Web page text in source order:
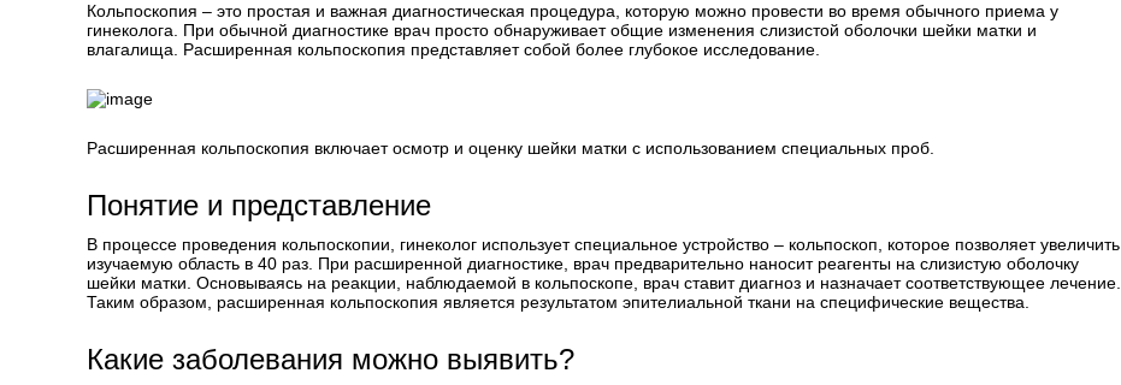
Кольпоскопия – это простая и важная диагностическая процедура, которую можно провести во время обычного приема у
гинеколога. При обычной диагностике врач просто обнаруживает общие изменения слизистой оболочки шейки матки и
влагалища. Расширенная кольпоскопия представляет собой более глубокое исследование.
Расширенная кольпоскопия включает осмотр и оценку шейки матки с использованием специальных проб.
Понятие и представление
В процессе проведения кольпоскопии, гинеколог использует специальное устройство – кольпоскоп, которое позволяет увеличить
изучаемую область в 40 раз. При расширенной диагностике, врач предварительно наносит реагенты на слизистую оболочку
шейки матки. Основываясь на реакции, наблюдаемой в кольпоскопе, врач ставит диагноз и назначает соответствующее лечение.
Таким образом, расширенная кольпоскопия является результатом эпителиальной ткани на специфические вещества.
Какие заболевания можно выявить?